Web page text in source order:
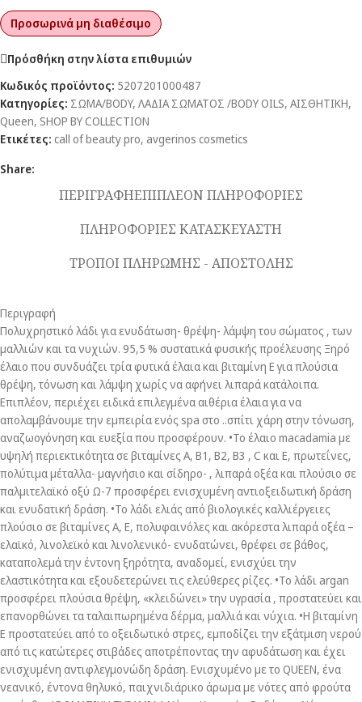
Προσωρινά μη διαθέσιμο
Πρόσθήκη στην λίστα επιθυμιών
Κωδικός προϊόντος: 5207201000487
Κατηγορίες: ΣΩΜΑ/BODY, ΛΑΔΙΑ ΣΩΜΑΤΟΣ /BODY OILS, ΑΙΣΘΗΤΙΚΗ,
Queen, SHOP BY COLLECTION
Ετικέτες: call of beauty pro, avgerinos cosmetics
Share:
ΠΕΡΙΓΡΑΦΗΕΠΙΠΛΕΟΝ ΠΛΗΡΟΦΟΡΙΕΣ
ΠΛΗΡΟΦΟΡΙΕΣ ΚΑΤΑΣΚΕΥΑΣΤΗ
ΤΡΟΠΟΙ ΠΛΗΡΩΜΗΣ - ΑΠΟΣΤΟΛΗΣ
Περιγραφή
Πολυχρηστικό λάδι για ενυδάτωση- θρέψη- λάμψη του σώματος , των
μαλλιών και τα νυχιών. 95,5 % συστατικά φυσικής προέλευσης Ξηρό
έλαιο που συνδυάζει τρία φυτικά έλαια και βιταμίνη Ε για πλούσια
θρέψη, τόνωση και λάμψη χωρίς να αφήνει λιπαρά κατάλοιπα.
Επιπλέον, περιέχει ειδικά επιλεγμένα αιθέρια έλαια για να
απολαμβάνουμε την εμπειρία ενός spa στο ..σπίτι χάρη στην τόνωση,
αναζωογόνηση και ευεξία που προσφέρουν. •Το έλαιο macadamia με
υψηλή περιεκτικότητα σε βιταμίνες Α, Β1, Β2, Β3 , C και Ε, πρωτεΐνες,
πολύτιμα μέταλλα- μαγνήσιο και σίδηρο- , λιπαρά οξέα και πλούσιο σε
παλμιτελαϊκό οξύ Ω-7 προσφέρει ενισχυμένη αντιοξειδωτική δράση
και ενυδατική δράση. •Το λάδι ελιάς από βιολογικές καλλιέργειες
πλούσιο σε βιταμίνες Α, Ε, πολυφαινόλες και ακόρεστα λιπαρά οξέα –
ελαϊκό, λινολεϊκό και λινολενικό- ενυδατώνει, θρέφει σε βάθος,
καταπολεμά την έντονη ξηρότητα, αναδομεί, ενισχύει την
ελαστικότητα και εξουδετερώνει τις ελεύθερες ρίζες. •Το λάδι argan
προσφέρει πλούσια θρέψη, «κλειδώνει» την υγρασία , προστατεύει και
επανορθώνει τα ταλαιπωρημένα δέρμα, μαλλιά και νύχια. •Η βιταμίνη
Ε προστατεύει από το οξειδωτικό στρες, εμποδίζει την εξάτμιση νερού
από τις κατώτερες στιβάδες αποτρέποντας την αφυδάτωση και έχει
ενισχυμένη αντιφλεγμονώδη δράση. Ενισχυμένο με το QUEEN, ένα
νεανικό, έντονα θηλυκό, παιχνιδιάρικο άρωμα με νότες από φρούτα